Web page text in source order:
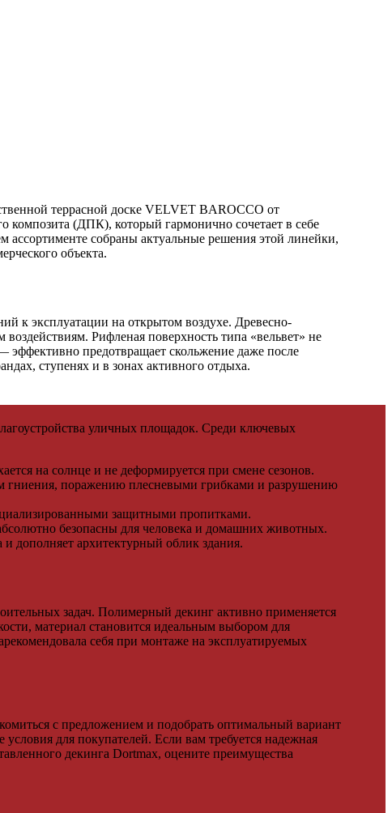
террасной доске VELVET BAROCCO от
композита (ДПК), который гармонично сочетает в себе
ассортименте собраны актуальные решения этой линейки,
объекта.
к эксплуатации на открытом воздухе. Древесно-
Рифленая поверхность типа «вельвет» не
предотвращает скольжение даже после
ступенях и в зонах активного отдыха.
уличных площадок. Среди ключевых
на солнце и не деформируется при смене сезонов.
гниения, поражению плесневыми грибками и разрушению
защитными пропитками.
безопасны для человека и домашних животных.
дополняет архитектурный облик здания.
задач. Полимерный декинг активно применяется
материал становится идеальным выбором для
себя при монтаже на эксплуатируемых
с предложением и подобрать оптимальный вариант
для покупателей. Если вам требуется надежная
декинга Dortmax, оцените преимущества